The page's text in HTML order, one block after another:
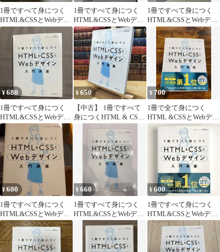
1冊ですべて身につく
HTML&CSSとWebデザ
イン入門講座
1冊ですべて身につく
HTML&CSSとWebデザ
イン入門講座
1冊ですべて身につく
HTML&CSSとWebデザ
イン入門講座
¥680
1冊ですべて身につく
HTML&CSSとWebデザ
イン入門講座
¥650
【中古】 1冊ですべて
身につくHTML & CSS
座 Ｍａｎａ 060297
¥ 700
1冊で全て身につく
HTML &CSSとWebデザ
イン入門講座
¥600
1冊ですべて身につく
HTML&CSSとWebデザ
イン入門講座
¥660
1冊ですべて身につく
HTML&CSSとWebデザ
イン入門講座
¥600
1冊ですべて身につく
HTML&CSSとWebデザ
イン 入門講座